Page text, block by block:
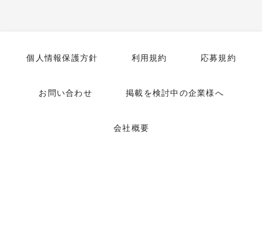
個人情報保護方針 利用規約 応募規約
お問い合わせ 掲載を検討中の企業様へ
会社概要